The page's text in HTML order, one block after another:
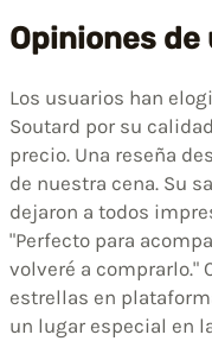
Opiniones
Los usuarios han
Soutard por su
precio. Una reseña
de nuestra cena. Su
dejaron a todos
"Perfecto para
volveré a comprarlo."
estrellas en
un lugar especial en